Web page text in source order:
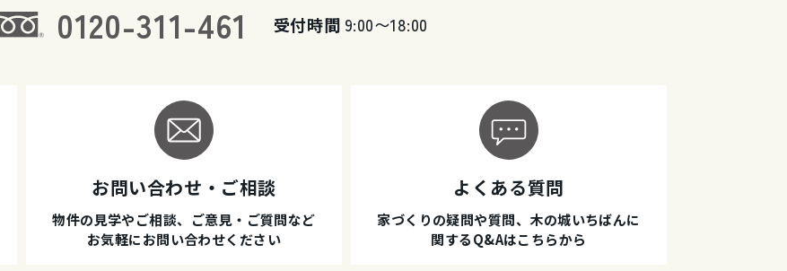
0120-311-461 受付時間 9:00〜18:00
お問い合わせ・ご相談
物件の見学やご相談、ご意見・ご質問など
お気軽にお問い合わせください
よくある質問
家づくりの疑問や質問、木の城いちばんに
関するQ&Aはこちらから